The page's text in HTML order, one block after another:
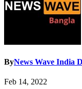
ByNews Wave India
Feb 14, 2022